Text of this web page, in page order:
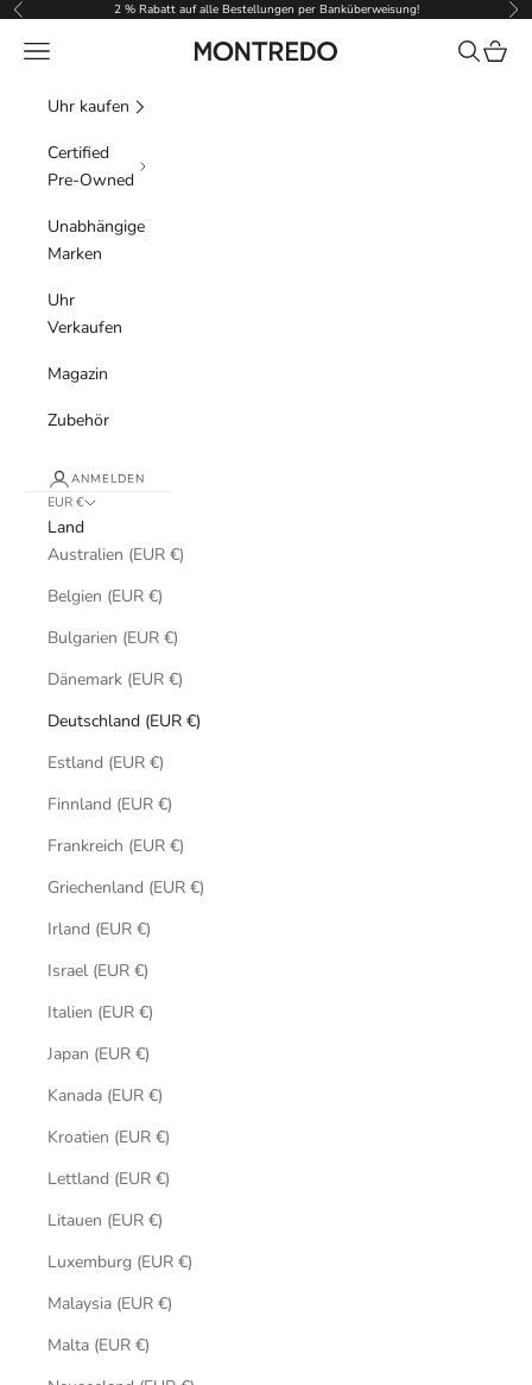
Zum Inhalt springen
Zurück 2 % Rabatt auf alle Bestellungen per Banküberweisung! Vor
Montredo
Menü Suchen
Uhr kaufen
Certified
Pre-Owned
Unabhängige
Marken
Uhr
Verkaufen
Magazin
Zubehör
ANMELDEN
EUR €
Land
Australien (EUR €)
Belgien (EUR €)
Bulgarien (EUR €)
Dänemark (EUR €)
Deutschland (EUR €)
Estland (EUR €)
Finnland (EUR €)
Frankreich (EUR €)
Griechenland (EUR €)
Irland (EUR €)
Israel (EUR €)
Italien (EUR €)
Japan (EUR €)
Kanada (EUR €)
Kroatien (EUR €)
Lettland (EUR €)
Litauen (EUR €)
Luxemburg (EUR €)
Malaysia (EUR €)
Malta (EUR €)